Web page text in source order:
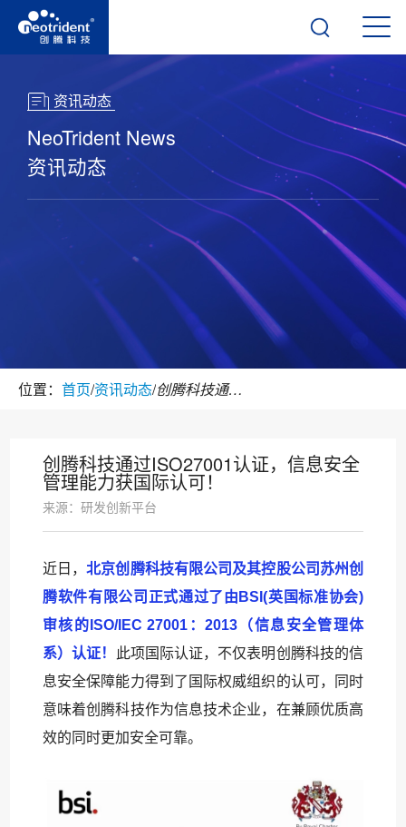
资讯动态
NeoTrident News
资讯动态
位置： 首页/资讯动态/ 创腾科技通过ISO27001认证，信息安全管理能力获国际认可！
创腾科技通过ISO27001认证，信息安全
管理能力获国际认可！
来源：研发创新平台
近日，北京创腾科技有限公司及其控股公司苏州创
腾软件有限公司正式通过了由BSI(英国标准协会)
审核的ISO/IEC 27001：2013（信息安全管理体
系）认证！
此项国际认证，不仅表明创腾科技的信
息安全保障能力得到了国际权威组织的认可，同时
意味着创腾科技作为信息技术企业，在兼顾优质高
效的同时更加安全可靠。